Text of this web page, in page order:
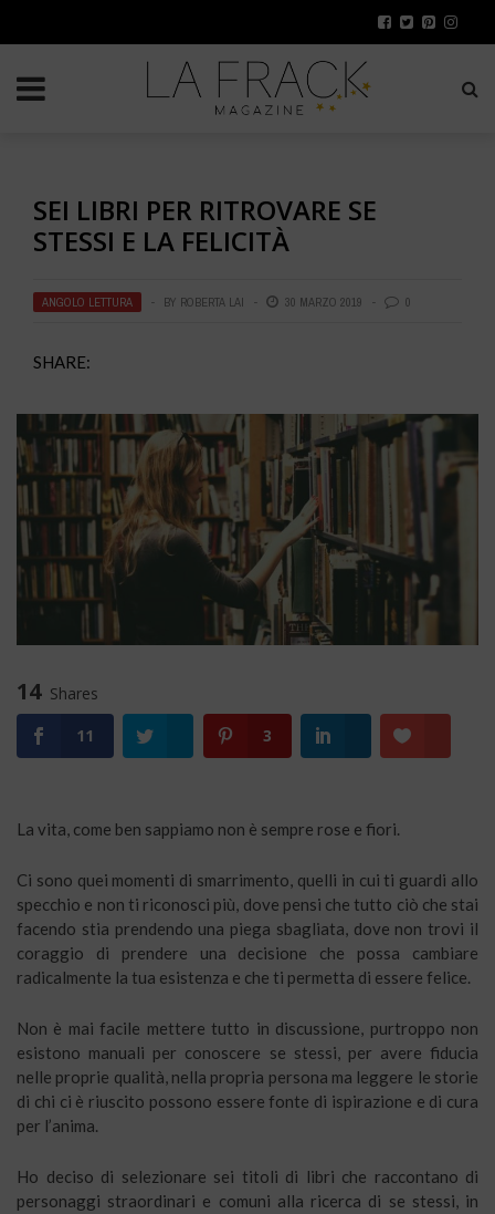
SEI LIBRI PER RITROVARE SE
STESSI E LA FELICITÀ
ANGOLO LETTURA BY ROBERTA LAI 30 MARZO 2019 0
SHARE:
14 Shares
11
3
La vita, come ben sappiamo non è sempre rose e fiori.
Ci sono quei momenti di smarrimento, quelli in cui ti guardi allo
specchio e non ti riconosci più, dove pensi che tutto ciò che stai
facendo stia prendendo una piega sbagliata, dove non trovi il
coraggio di prendere una decisione che possa cambiare
radicalmente la tua esistenza e che ti permetta di essere felice.
Non è mai facile mettere tutto in discussione, purtroppo non
esistono manuali per conoscere se stessi, per avere fiducia
nelle proprie qualità, nella propria persona ma leggere le storie
di chi ci è riuscito possono essere fonte di ispirazione e di cura
per l’anima.
Ho deciso di selezionare sei titoli di libri che raccontano di
personaggi straordinari e comuni alla ricerca di se stessi, in